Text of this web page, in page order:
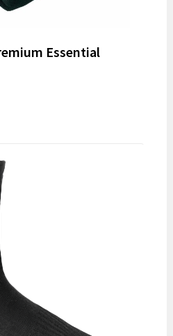
Essential